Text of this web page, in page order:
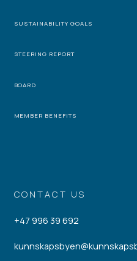
CONTACT US
+47 996 39 692
SUSTAINABILITY GOALS
STEERING REPORT
BOARD
MEMBER BENEFITS